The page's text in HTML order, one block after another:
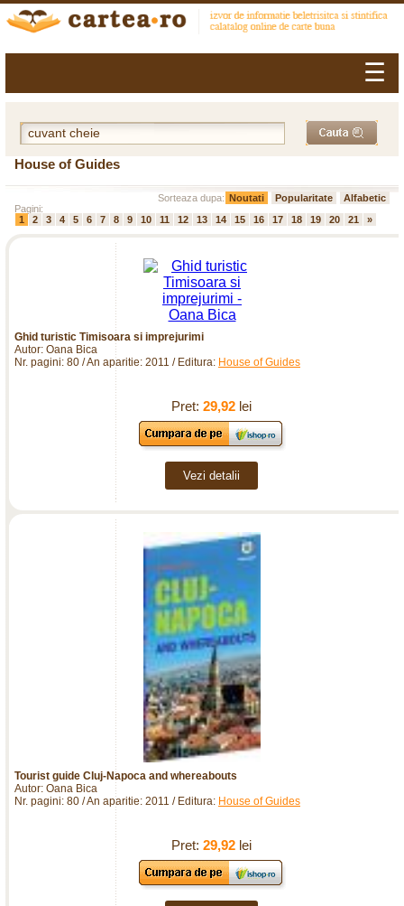
☰
House of Guides
Sorteaza dupa: Noutati Popularitate
Alfabetic
Pagini:
1
2 3 4 5 6 7 8 9 10 11 12 13 14 15 16 17 18 19 20 21 »
Ghid turistic Timisoara si imprejurimi
Autor: Oana Bica
Nr. pagini: 80 / An aparitie: 2011 / Editura: House of Guides
Pret: 29,92lei
Vezi detalii
Tourist guide Cluj-Napoca and whereabouts
Autor: Oana Bica
Nr. pagini: 80 / An aparitie: 2011 / Editura: House of Guides
Pret: 29,92lei